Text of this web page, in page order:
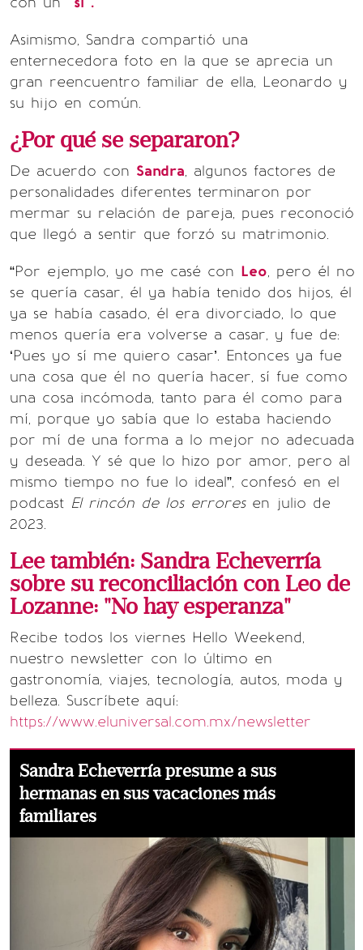
Asimismo, Sandra compartió una
enternecedora foto en la que se aprecia un
gran reencuentro familiar de ella, Leonardo y
su hijo en común.
¿Por qué se separaron?
De acuerdo con Sandra, algunos factores de
personalidades diferentes terminaron por
mermar su relación de pareja, pues reconoció
que llegó a sentir que forzó su matrimonio.
“Por ejemplo, yo me casé con Leo, pero él no
se quería casar, él ya había tenido dos hijos, él
ya se había casado, él era divorciado, lo que
menos quería era volverse a casar, y fue de:
‘Pues yo sí me quiero casar’. Entonces ya fue
una cosa que él no quería hacer, sí fue como
una cosa incómoda, tanto para él como para
mí, porque yo sabía que lo estaba haciendo
por mí de una forma a lo mejor no adecuada
y deseada. Y sé que lo hizo por amor, pero al
mismo tiempo no fue lo ideal”, confesó en el
podcast El rincón de los erroresen julio de
2023.
Lee también: Sandra Echeverría
sobre su reconciliación con Leo de
Lozanne: "No hay esperanza"
Recibe todos los viernes Hello Weekend,
nuestro newsletter con lo último en
gastronomía, viajes, tecnología, autos, moda y
belleza. Suscríbete aquí:
https://www.eluniversal.com.mx/newsletter
Sandra Echeverría presume a sus
hermanas en sus vacaciones más
familiares